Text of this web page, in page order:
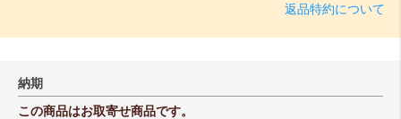
返品特約について
納期
この商品はお取寄せ商品です。